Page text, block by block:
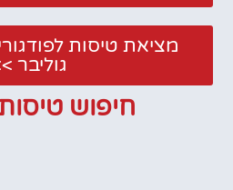
מציאת טיסות
גוליבר
חיפוש